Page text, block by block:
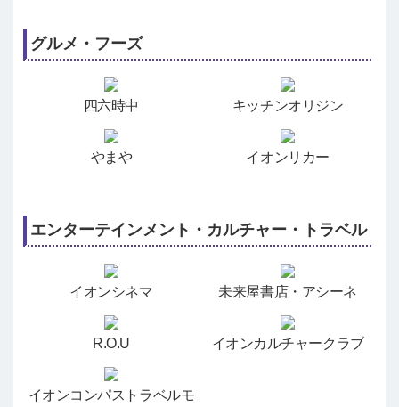
グルメ・フーズ
四六時中 キッチンオリジン
やまや イオンリカー
エンターテインメント・カルチャー・トラベル
イオンシネマ 未来屋書店・アシーネ
R.O.U イオンカルチャークラブ
イオンコンパストラベルモ